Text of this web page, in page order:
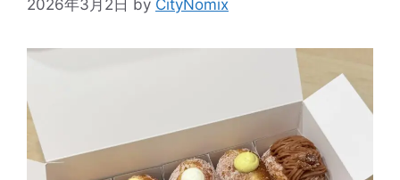
2026年3月2日 by CityNomix